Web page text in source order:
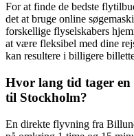
For at finde de bedste
det at bruge online
forskellige flyselskabers
at være fleksibel med dine
kan resultere i billigere
Hvor lang tid tager
til Stockholm?
En direkte flyvning fra